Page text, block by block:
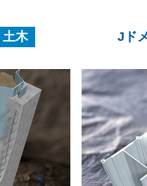
土木 Jド